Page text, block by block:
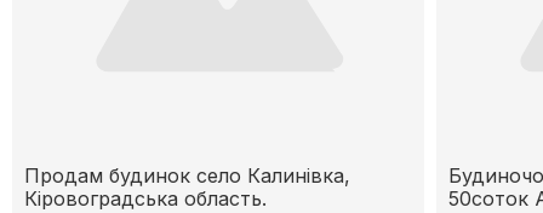
Продам будинок село Калинівка,
Кіровоградська область.
50соток